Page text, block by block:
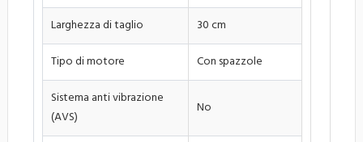
Larghezza di taglio
30 cm
Tipo di motore
Con spazzole
Sistema anti vibrazione
(AVS)
No